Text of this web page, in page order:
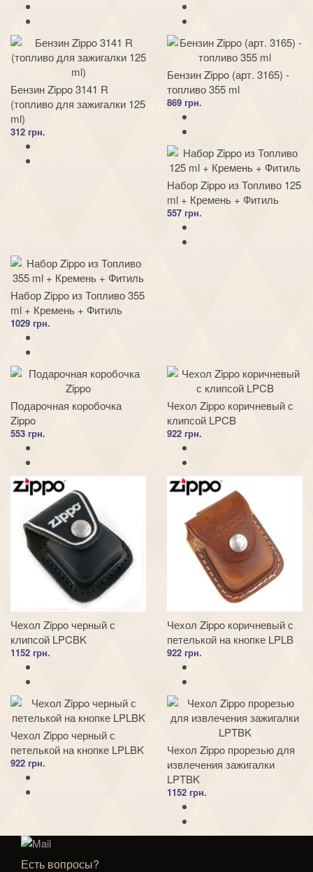
Бензин Zippo 3141 R
(топливо для зажигалки 125
ml)
312 грн.
Бензин Zippo (арт. 3165) -
топливо 355 ml
869 грн.
Набор Zippo из Топливо 125
ml + Кремень + Фитиль
557 грн.
Набор Zippo из Топливо 355
ml + Кремень + Фитиль
1029 грн.
Подарочная коробочка
Zippo
553 грн.
Чехол Zippo коричневый с
клипсой LPCB
922 грн.
Чехол Zippo черный с
клипсой LPCBK
1152 грн.
Чехол Zippo коричневый с
петелькой на кнопке LPLB
922 грн.
Чехол Zippo черный с
петелькой на кнопке LPLBK
922 грн.
Чехол Zippo прорезью для
извлечения зажигалки
LPTBK
1152 грн.
Есть вопросы?